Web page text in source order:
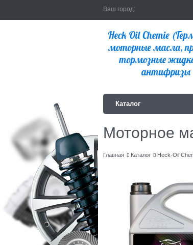
Ваш город:
Каталог
Моторное
Главная Каталог Heck-Oil